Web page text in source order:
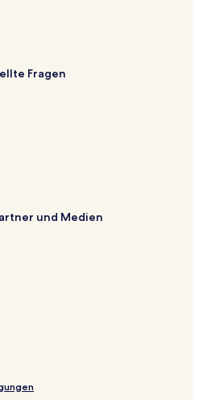
Fragen
und Medien